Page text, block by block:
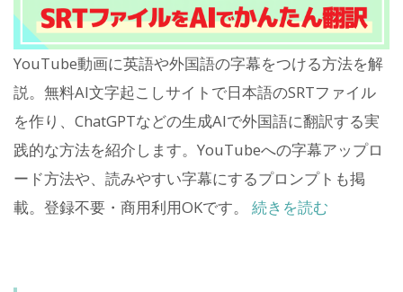
YouTube動画に英語や外国語の字幕をつける方法を解
説。無料AI文字起こしサイトで日本語のSRTファイル
を作り、ChatGPTなどの生成AIで外国語に翻訳する実
践的な方法を紹介します。YouTubeへの字幕アップロ
ード方法や、読みやすい字幕にするプロンプトも掲
載。登録不要・商用利用OKです。 続きを読む